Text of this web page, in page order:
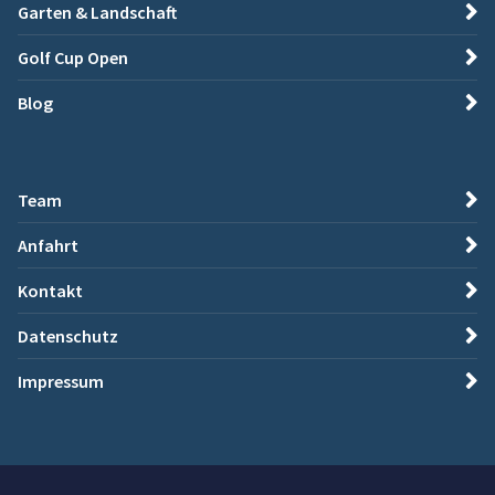
Garten & Landschaft
Golf Cup Open
Blog
Team
Anfahrt
Kontakt
Datenschutz
Impressum